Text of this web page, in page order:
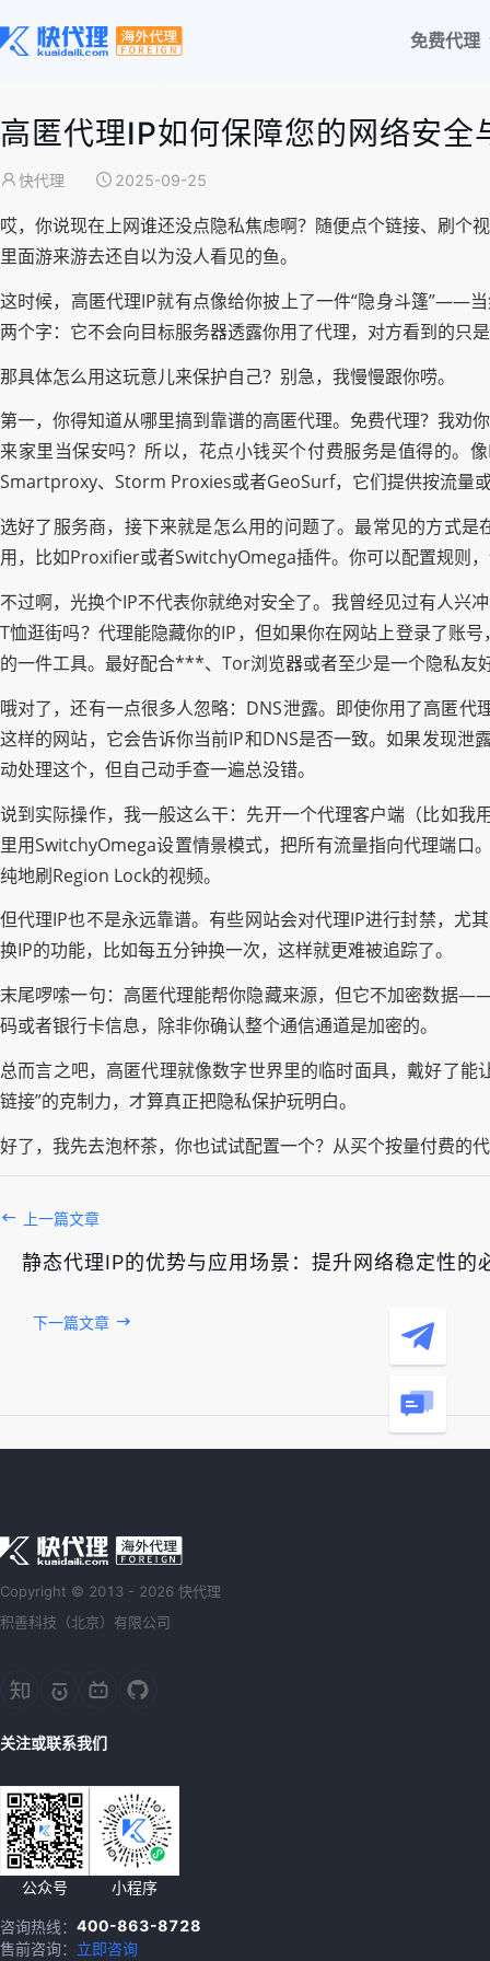
免费代理
高匿代理IP如何保障您的网络安全
快代理 2025-09-25
哎，你说现在上网谁还没点隐私焦虑啊？随便点个链接、刷个
里面游来游去还自以为没人看见的鱼。
这时候，高匿代理IP就有点像给你披上了一件“隐身斗篷”——
两个字：它不会向目标服务器透露你用了代理，对方看到的只
那具体怎么用这玩意儿来保护自己？别急，我慢慢跟你唠。
第一，你得知道从哪里搞到靠谱的高匿代理。免费代理？我
来家里当保安吗？所以，花点小钱买个付费服务是值得的。
Smartproxy、Storm Proxies或者GeoSurf，它们提供按流量
选好了服务商，接下来就是怎么用的问题了。最常见的方式
用，比如Proxifier或者SwitchyOmega插件。你可以配置规则
不过啊，光换个IP不代表你就绝对安全了。我曾经见过有人
T恤逛街吗？代理能隐藏你的IP，但如果你在网站上登录了账
的一件工具。最好配合***、Tor浏览器或者至少是一个隐私友
哦对了，还有一点很多人忽略：DNS泄露。即使你用了高匿
这样的网站，它会告诉你当前IP和DNS是否一致。如果发现
动处理这个，但自己动手查一遍总没错。
说到实际操作，我一般这么干：先开一个代理客户端（比如
里用SwitchyOmega设置情景模式，把所有流量指向代理端
纯地刷Region Lock的视频。
但代理IP也不是永远靠谱。有些网站会对代理IP进行封禁，尤
换IP的功能，比如每五分钟换一次，这样就更难被追踪了。
末尾啰嗦一句：高匿代理能帮你隐藏来源，但它不加密数据
码或者银行卡信息，除非你确认整个通信通道是加密的。
总而言之吧，高匿代理就像数字世界里的临时面具，戴好了
链接”的克制力，才算真正把隐私保护玩明白。
好了，我先去泡杯茶，你也试试配置一个？从买个按量付费的
上一篇文章
静态代理IP的优势与应用场景：提升网络稳定性的
下一篇文章
Copyright © 2013 - 2026 快代理
积善科技（北京）有限公司
关注或联系我们
公众号 小程序
咨询热线： 400-863-8728
售前咨询： 立即咨询